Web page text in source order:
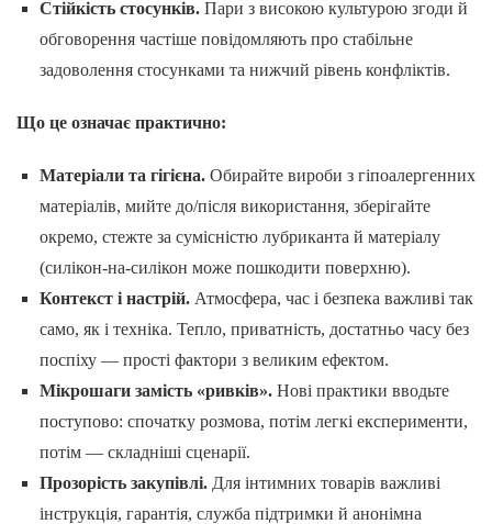
Стійкість стосунків.Пари з високою культурою згоди й
обговорення частіше повідомляють про стабільне
задоволення стосунками та нижчий рівень конфліктів.
Що це означає практично:
Матеріали та гігієна.Обирайте вироби з гіпоалергенних
матеріалів, мийте до/після використання, зберігайте
окремо, стежте за сумісністю лубриканта й матеріалу
(силікон-на-силікон може пошкодити поверхню).
Контекст і настрій.Атмосфера, час і безпека важливі так
само, як і техніка. Тепло, приватність, достатньо часу без
поспіху — прості фактори з великим ефектом.
Мікрошаги замість «ривків».Нові практики вводьте
поступово: спочатку розмова, потім легкі експерименти,
потім — складніші сценарії.
Прозорість закупівлі.Для інтимних товарів важливі
інструкція, гарантія, служба підтримки й анонімна